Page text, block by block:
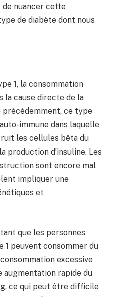
nuancer cette
de diabète dont nous
1, la consommation
la cause directe de la
précédemment, ce type
immune dans laquelle
les cellules bêta du
production d’insuline. Les
sont encore mal
impliquer une
et
que les personnes
peuvent consommer du
excessive
augmentation rapide du
ce qui peut être difficile